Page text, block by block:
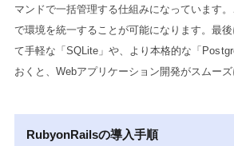
マンドで一括管理する仕組みになっています
で環境を統一することが可能になります。最
て手軽な「SQLite」や、より本格的な「
おくと、Webアプリケーション開発がスムーズ
RubyonRailsの導入手順